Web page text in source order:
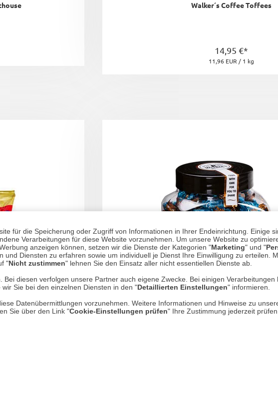
für die Speicherung oder Zugriff von Informationen in Ihrer Endeinrichtung. Einige
Verarbeitungen für diese Website vorzunehmen. Um unsere Website zu
anzeigen können, setzen wir die Dienste der Kategorien "Marketing" und "
und Diensten zu erfahren sowie um individuell je Dienst Ihre Einwilligung zu erteilen.
"Nicht zustimmen" lehnen Sie den Einsatz aller nicht essentiellen Dienste ab.
diesen verfolgen unsere Partner auch eigene Zwecke. Bei einigen
Sie bei den einzelnen Diensten in den "Detaillierten Einstellungen" informieren.
Datenübermittlungen vorzunehmen. Weitere Informationen und Hinweise zu
Sie über den Link "Cookie-Einstellungen prüfen" Ihre Zustimmung jederzeit prüfen
Walker´s Coffee Toffees
14,95 €*
11,96 EUR / 1 kg